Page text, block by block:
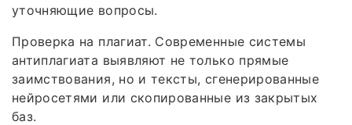
уточняющие вопросы.
Проверка на плагиат. Современные системы
антиплагиата выявляют не только прямые
заимствования, но и тексты, сгенерированные
нейросетями или скопированные из закрытых
баз.